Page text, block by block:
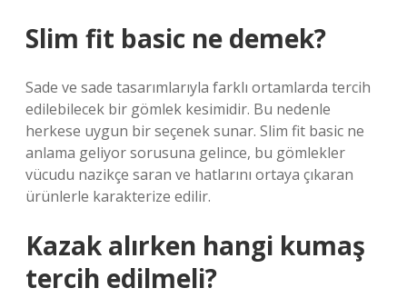
Slim fit basic ne demek?
Sade ve sade tasarımlarıyla farklı ortamlarda tercih
edilebilecek bir gömlek kesimidir. Bu nedenle
herkese uygun bir seçenek sunar. Slim fit basic ne
anlama geliyor sorusuna gelince, bu gömlekler
vücudu nazikçe saran ve hatlarını ortaya çıkaran
ürünlerle karakterize edilir.
Kazak alırken hangi kumaş
tercih edilmeli?